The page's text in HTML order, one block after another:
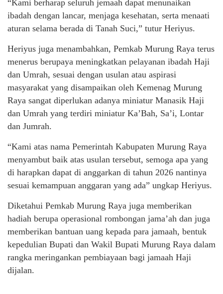
“Kami berharap seluruh jemaah dapat menunaikan
ibadah dengan lancar, menjaga kesehatan, serta menaati
aturan selama berada di Tanah Suci,” tutur Heriyus.
Heriyus juga menambahkan, Pemkab Murung Raya terus
menerus berupaya meningkatkan pelayanan ibadah Haji
dan Umrah, sesuai dengan usulan atau aspirasi
masyarakat yang disampaikan oleh Kemenag Murung
Raya sangat diperlukan adanya miniatur Manasik Haji
dan Umrah yang terdiri miniatur Ka’Bah, Sa’i, Lontar
dan Jumrah.
“Kami atas nama Pemerintah Kabupaten Murung Raya
menyambut baik atas usulan tersebut, semoga apa yang
di harapkan dapat di anggarkan di tahun 2026 nantinya
sesuai kemampuan anggaran yang ada” ungkap Heriyus.
Diketahui Pemkab Murung Raya juga memberikan
hadiah berupa operasional rombongan jama’ah dan juga
memberikan bantuan uang kepada para jamaah, bentuk
kepedulian Bupati dan Wakil Bupati Murung Raya dalam
rangka meringankan pembiayaan bagi jamaah Haji
dijalan.